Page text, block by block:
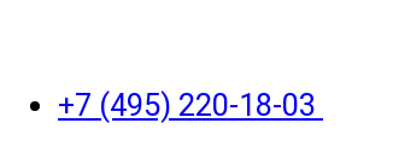
+7 (495) 220-18-03